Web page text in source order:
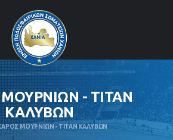
- ΤΙΤΑΝ
ΚΑΛΥΒΩΝ
ΜΟΥΡΝΙΩΝ - ΤΙΤΑΝ ΚΑΛΥΒΩΝ